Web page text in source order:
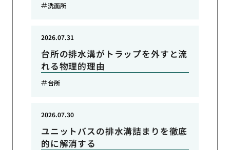
洗面所
台所の排水溝がトラップを外すと流
れる物理的理由
2026.07.31
台所
ユニットバスの排水溝詰まりを徹底
的に解消する
2026.07.30